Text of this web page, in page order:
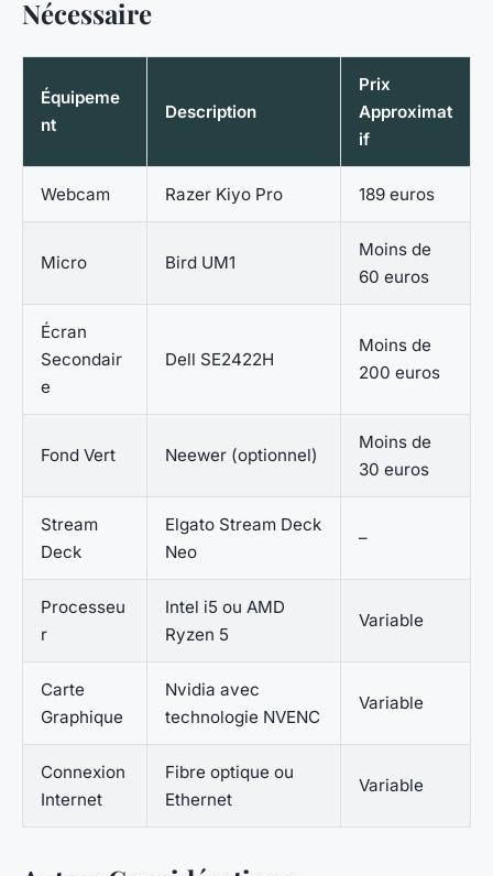
Nécessaire
Équipeme
nt
Description
Prix
Approximat
if
Webcam Razer Kiyo Pro 189 euros
Micro Bird UM1
Moins de
60 euros
Écran
Secondair
e
Dell SE2422H
Moins de
200 euros
Fond Vert Neewer (optionnel)
Moins de
30 euros
Stream
Deck
Elgato Stream Deck
Neo
–
Processeu
r
Intel i5 ou AMD
Ryzen 5
Variable
Carte
Graphique
Nvidia avec
technologie NVENC
Variable
Connexion
Internet
Fibre optique ou
Ethernet
Variable